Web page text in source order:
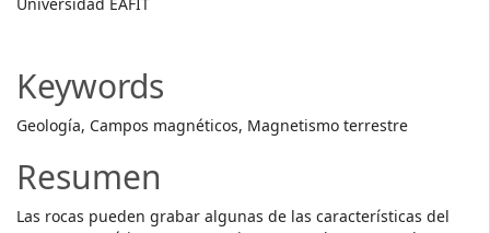
Article
Keywords
Geología, Campos magnéticos, Magnetismo terrestre
Resumen
Las rocas pueden grabar algunas de las características del